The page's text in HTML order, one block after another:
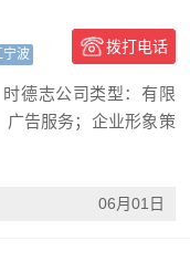
宁波 拨打电话
德志公司类型：有限
告服务；企业形象策
06月01日